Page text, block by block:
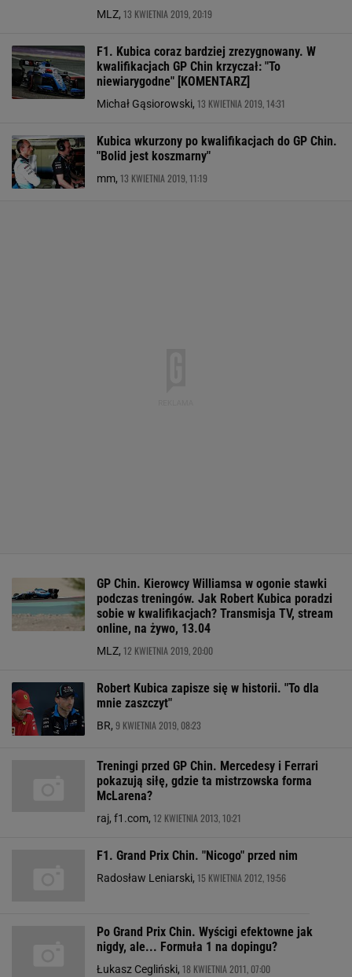
MLZ, 13 KWIETNIA 2019, 20:19
F1. Kubica coraz bardziej zrezygnowany. W
kwalifikacjach GP Chin krzyczał: "To
niewiarygodne" [KOMENTARZ]
Michał Gąsiorowski, 13 KWIETNIA 2019, 14:31
Kubica wkurzony po kwalifikacjach do GP Chin.
"Bolid jest koszmarny"
mm, 13 KWIETNIA 2019, 11:19
GP Chin. Kierowcy Williamsa w ogonie stawki
podczas treningów. Jak Robert Kubica poradzi
sobie w kwalifikacjach? Transmisja TV, stream
online, na żywo, 13.04
MLZ, 12 KWIETNIA 2019, 20:00
Robert Kubica zapisze się w historii. "To dla
mnie zaszczyt"
BR, 9 KWIETNIA 2019, 08:23
Treningi przed GP Chin. Mercedesy i Ferrari
pokazują siłę, gdzie ta mistrzowska forma
McLarena?
raj, f1.com, 12 KWIETNIA 2013, 10:21
F1. Grand Prix Chin. "Nicogo" przed nim
Radosław Leniarski, 15 KWIETNIA 2012, 19:56
Po Grand Prix Chin. Wyścigi efektowne jak
nigdy, ale... Formuła 1 na dopingu?
Łukasz Cegliński, 18 KWIETNIA 2011, 07:00